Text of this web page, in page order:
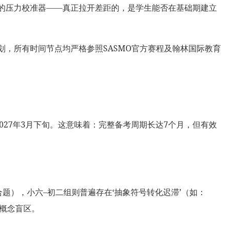
压力校准器——真正拉开差距的，是学生能否在基础期建立
所有时间节点均严格参照SASMO官方赛程及翰林国际教育
年3月下旬。这意味着：完整备考周期长达7个月，但有效
，小六–初二组则普遍存在‘抽象符号转化迟滞’（如：
盲区。